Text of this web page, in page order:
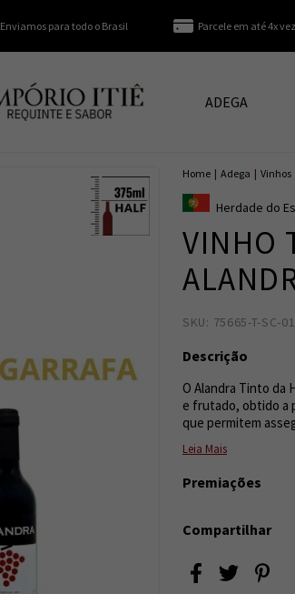
Enviamos para todo o Brasil Parcele em até 4x
ADEGA
Home | Adega | Vinhos
Herdade do
VINHO
SKU: 75665-T-SC-
Descrição
O Alandra Tinto da
e frutado, obtido a
que permitem
Leia Mais
Premiações
Compartilhar